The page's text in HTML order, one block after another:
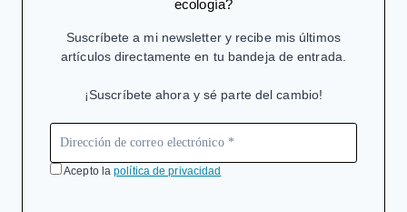
ecología?
Suscríbete a mi newsletter y recibe mis últimos
artículos directamente en tu bandeja de entrada.
¡Suscríbete ahora y sé parte del cambio!
Acepto lapolítica de privacidad